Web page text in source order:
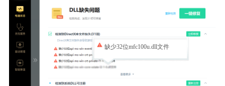
缺少32位mfc100u.dll文件